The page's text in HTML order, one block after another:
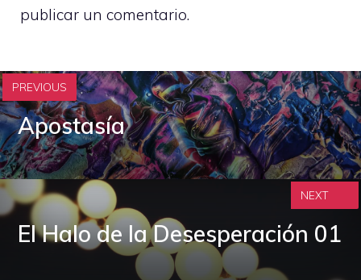
publicar un comentario.
PREVIOUS
Apostasía
El Halo de la Desesperación 01
NEXT